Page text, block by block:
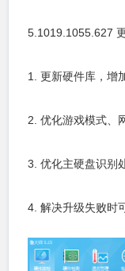
5.1019.1055.627
1. 更新硬件库，增
2. 优化游戏模式、
3. 优化主硬盘识别
4. 解决升级失败时